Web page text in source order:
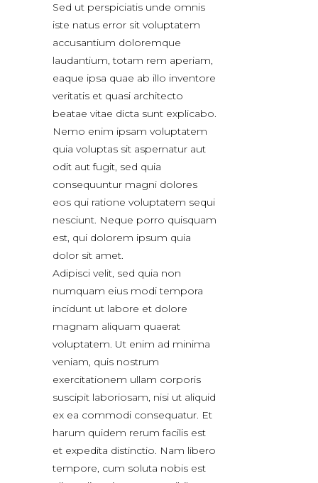
Sed ut perspiciatis unde omnis
iste natus error sit voluptatem
accusantium doloremque
laudantium, totam rem aperiam,
eaque ipsa quae ab illo inventore
veritatis et quasi architecto
beatae vitae dicta sunt explicabo.
Nemo enim ipsam voluptatem
quia voluptas sit aspernatur aut
odit aut fugit, sed quia
consequuntur magni dolores
eos qui ratione voluptatem sequi
nesciunt. Neque porro quisquam
est, qui dolorem ipsum quia
dolor sit amet.
Adipisci velit, sed quia non
numquam eius modi tempora
incidunt ut labore et dolore
magnam aliquam quaerat
voluptatem. Ut enim ad minima
veniam, quis nostrum
exercitationem ullam corporis
suscipit laboriosam, nisi ut aliquid
ex ea commodi consequatur. Et
harum quidem rerum facilis est
et expedita distinctio. Nam libero
tempore, cum soluta nobis est